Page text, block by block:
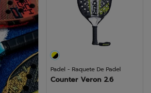
análises
Padel - Raquete De Padel
Counter Veron 2.6